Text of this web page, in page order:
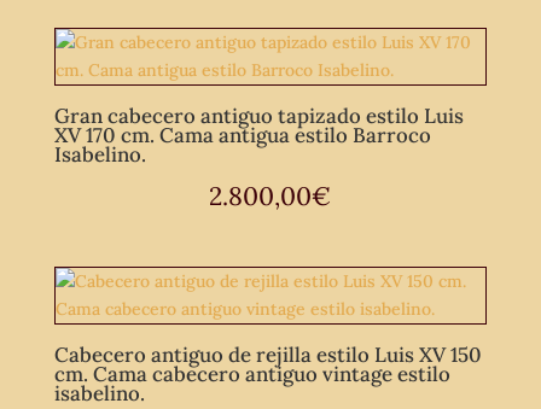
Gran cabecero antiguo tapizado estilo Luis
XV 170 cm. Cama antigua estilo Barroco
Isabelino.
2.800,00€
Cabecero antiguo de rejilla estilo Luis XV 150
cm. Cama cabecero antiguo vintage estilo
isabelino.